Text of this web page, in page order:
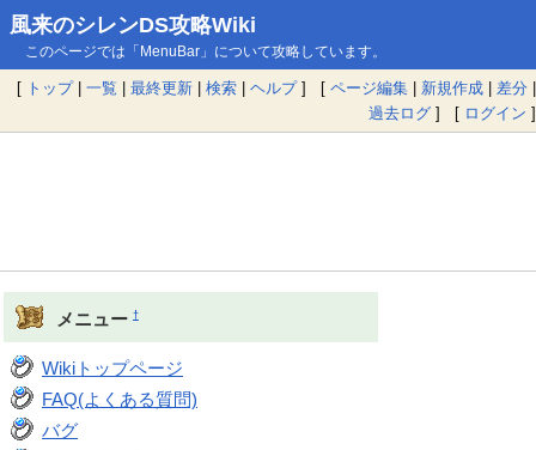
風来のシレンDS攻略Wiki
このページでは「MenuBar」について攻略しています。
[ トップ| 一覧 | 最終更新 | 検索 | ヘルプ] [ ページ編集 | 新規作成 | 差分 |
過去ログ ] [ ログイン ]
メニュー †
Wikiトップページ
FAQ(よくある質問)
バグ